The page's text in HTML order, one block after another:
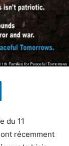
du 11
récemment